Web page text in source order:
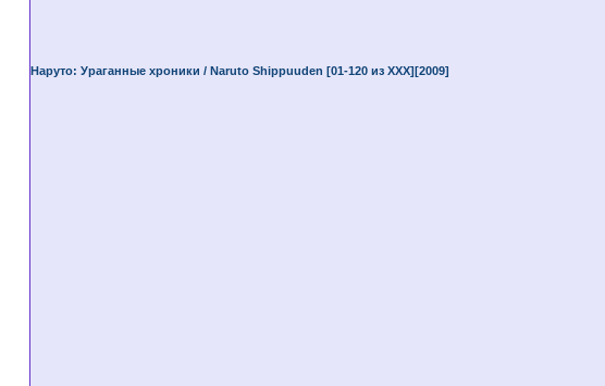
Наруто: Ураганные хроники / Naruto Shippuuden [01-120 из XXX][2009]